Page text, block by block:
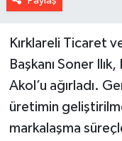
Kırklareli Ticaret
Başkanı Soner
Akol’u ağırladı.
üretimin
markalaşma